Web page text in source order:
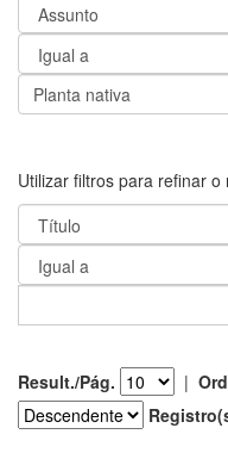
Utilizar filtros para refinar
Result./Pág. |